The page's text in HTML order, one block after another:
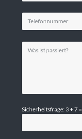
Sicherheitsfrage: 3 + 7 =